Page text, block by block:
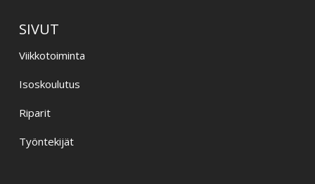
SIVUT
Viikkotoiminta
Isoskoulutus
Riparit
Työntekijät